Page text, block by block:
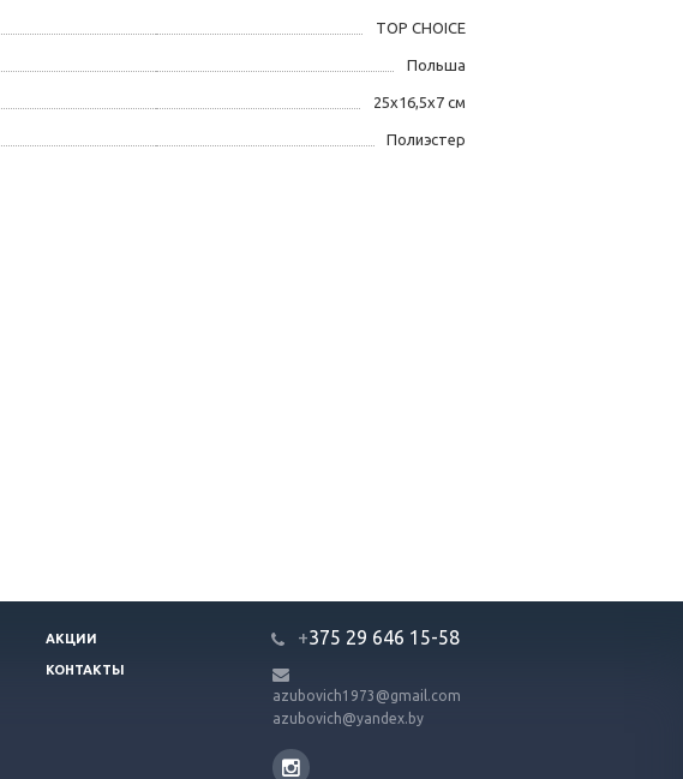
TOP CHOICE
Польша
25х16,5х7 см
Полиэстер
АКЦИИ
КОНТАКТЫ
+375 29 646 15-58
azubovich1973@gmail.com
azubovich@yandex.by